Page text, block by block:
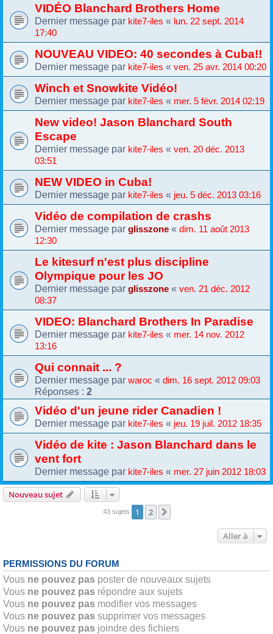
VIDÉO Blanchard Brothers Home
Dernier message par kite7-iles « lun. 22 sept. 2014
17:40
NOUVEAU VIDEO: 40 secondes à Cuba!!
Dernier message par kite7-iles « ven. 25 avr. 2014 00:20
Winch et Snowkite Vidéo!
Dernier message par kite7-iles « mer. 5 févr. 2014 02:19
New video! Jason Blanchard South
Escape
Dernier message par kite7-iles « ven. 20 déc. 2013
03:51
NEW VIDEO in Cuba!
Dernier message par kite7-iles « jeu. 5 déc. 2013 03:16
Vidéo de compilation de crashs
Dernier message par glisszone « dim. 11 août 2013
12:30
Le kitesurf n'est plus discipline
Olympique pour les JO
Dernier message par glisszone « ven. 21 déc. 2012
08:37
VIDEO: Blanchard Brothers In Paradise
Dernier message par kite7-iles « mer. 14 nov. 2012
13:16
Qui connait ... ?
Dernier message par waroc « dim. 16 sept. 2012 09:03
Réponses : 2
Vidéo d'un jeune rider Canadien !
Dernier message par kite7-iles « jeu. 19 juil. 2012 18:35
Vidéo de kite : Jason Blanchard dans le
vent fort
Dernier message par kite7-iles « mer. 27 juin 2012 18:03
Nouveau sujet
43 sujets 1 2
Aller à
PERMISSIONS DU FORUM
Vous ne pouvez pas poster de nouveaux sujets
Vous ne pouvez pas répondre aux sujets
Vous ne pouvez pas modifier vos messages
Vous ne pouvez pas supprimer vos messages
Vous ne pouvez pas joindre des fichiers